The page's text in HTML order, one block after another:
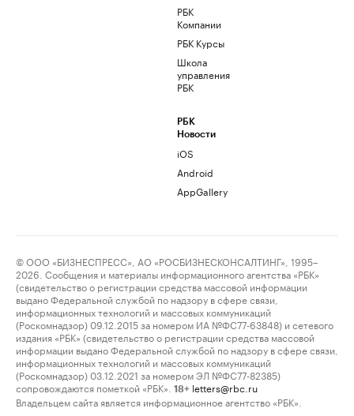
РБК
Компании
РБК Курсы
Школа
управления
РБК
РБК
Новости
iOS
Android
AppGallery
© ООО «БИЗНЕСПРЕСС», АО «РОСБИЗНЕСКОНСАЛТИНГ», 1995–
2026. Сообщения и материалы информационного агентства «РБК»
(свидетельство о регистрации средства массовой информации
выдано Федеральной службой по надзору в сфере связи,
информационных технологий и массовых коммуникаций
(Роскомнадзор) 09.12.2015 за номером ИА №ФС77-63848) и сетевого
издания «РБК» (свидетельство о регистрации средства массовой
информации выдано Федеральной службой по надзору в сфере связи,
информационных технологий и массовых коммуникаций
(Роскомнадзор) 03.12.2021 за номером ЭЛ №ФС77-82385)
сопровождаются пометкой «РБК».
18+ letters@rbc.ru
Владельцем сайта является информационное агентство «РБК».